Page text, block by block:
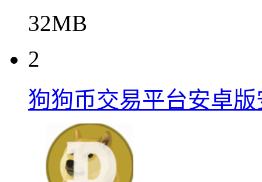
32MB
2
狗狗币交易平台安卓